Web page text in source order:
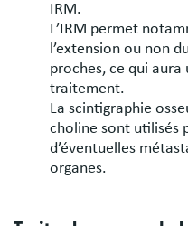
IRM.
L’IRM permet
l’extension ou non
proches, ce qui
traitement.
La scintigraphie
choline sont utilisés
d’éventuelles
organes.